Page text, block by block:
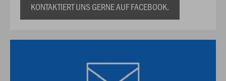
KONTAKTIERT UNS GERNE AUF FACEBOOK.